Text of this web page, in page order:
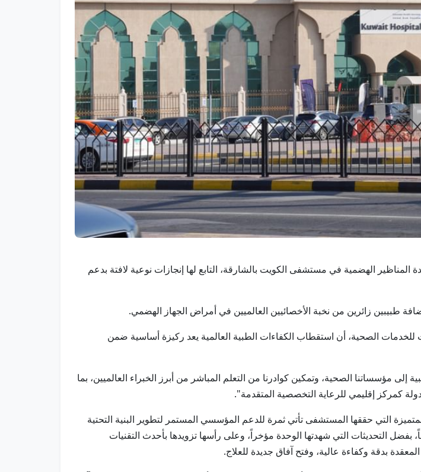
المناظير الهضمية في مستشفى الكويت بالشارقة، التابع لها إنجازات نوعية لافتة بدعم
للخدمات الصحية، أن استقطاب الكفاءات الطبية العالمية يعد ركيزة أساسية ضمن
مؤسساتنا الصحية، وتمكين كوادرنا من التعلم المباشر من أبرز الخبراء العالميين، بما
كمركز إقليمي للرعاية التخصصية المتقدمة".
التي حققها المستشفى تأتي ثمرة للدعم المؤسسي المستمر لتطوير البنية التحتية
التحديثات التي شهدتها الوحدة مؤخراً، وعلى رأسها تزويدها بأحدث التقنيات
بدقة وكفاءة عالية، وفتح آفاق جديدة للعلاج.